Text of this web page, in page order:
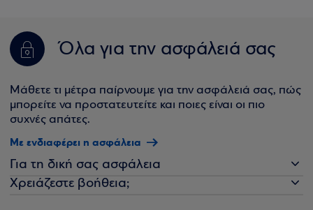
Όλα για την ασφάλειά σας
Μάθετε τι μέτρα παίρνουμε για την ασφάλειά σας, πώς
μπορείτε να προστατευτείτε και ποιες είναι οι πιο
συχνές απάτες.
Με ενδιαφέρει η ασφάλεια
Για τη δική σας ασφάλεια
Χρειάζεστε βοήθεια;